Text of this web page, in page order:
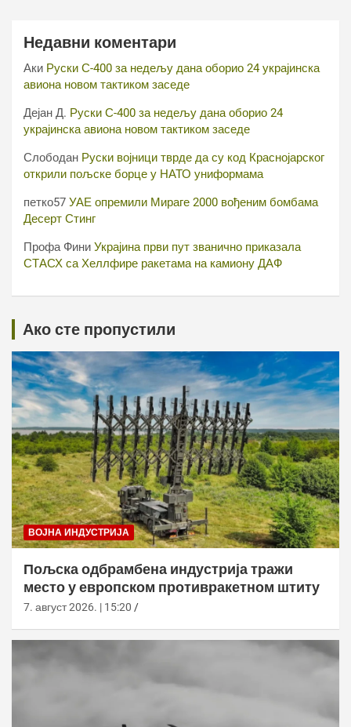
Недавни коментари
Аки Руски С-400 за недељу дана оборио 24 украјинска
авиона новом тактиком заседе
Дејан Д. Руски С-400 за недељу дана оборио 24
украјинска авиона новом тактиком заседе
Слободан Руски војници тврде да су код Краснојарског
открили пољске борце у НАТО униформама
петко57 УАЕ опремили Мираге 2000 вођеним бомбама
Десерт Стинг
Профа Фини Украјина први пут званично приказала
СТАСХ са Хеллфире ракетама на камиону ДАФ
Ако сте пропустили
ВОЈНА ИНДУСТРИЈА
Пољска одбрамбена индустрија тражи
место у европском противракетном штиту
7. август 2026. | 15:20